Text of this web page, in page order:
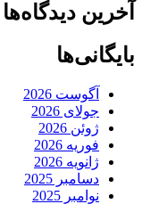
آخرین دیدگاه‌ها
بایگانی‌ها
آگوست 2026
جولای 2026
ژوئن 2026
فوریه 2026
ژانویه 2026
دسامبر 2025
نوامبر 2025